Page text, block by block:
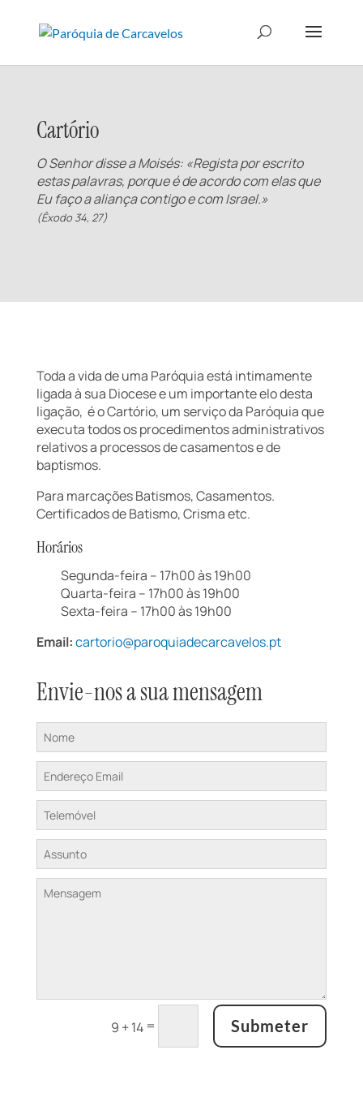
Cartório
O Senhor disse a Moisés: «Regista por escrito
estas palavras, porque é de acordo com elas que
Eu faço a aliança contigo e com Israel.»
(Êxodo 34, 27)
Toda a vida de uma Paróquia está intimamente
ligada à sua Diocese e um importante elo desta
ligação, é o Cartório, um serviço da Paróquia que
executa todos os procedimentos administrativos
relativos a processos de casamentos e de
baptismos.
Para marcações Batismos, Casamentos.
Certificados de Batismo, Crisma etc.
Horários
Segunda-feira – 17h00 às 19h00
Quarta-feira – 17h00 às 19h00
Sexta-feira – 17h00 às 19h00
Email:cartorio@paroquiadecarcavelos.pt
Envie-nos a sua mensagem
9 + 14 = Submeter